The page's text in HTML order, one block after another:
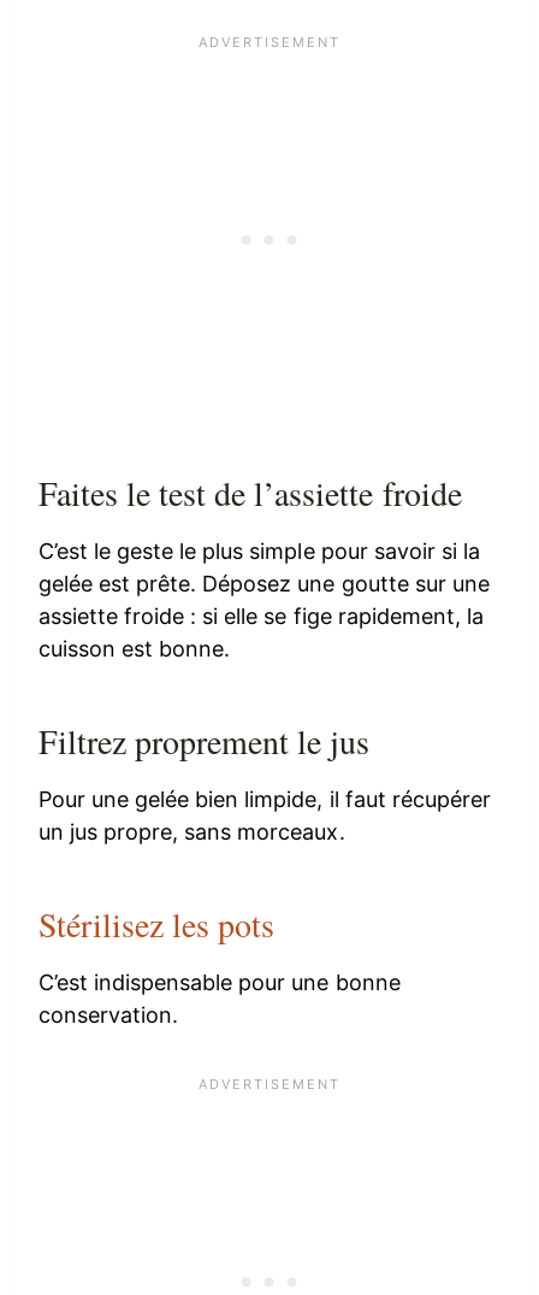
Faites le test de l’assiette froide
C’est le geste le plus simple pour savoir si la
gelée est prête. Déposez une goutte sur une
assiette froide : si elle se fige rapidement, la
cuisson est bonne.
Filtrez proprement le jus
Pour une gelée bien limpide, il faut récupérer
un jus propre, sans morceaux.
Stérilisez les pots
C’est indispensable pour une bonne
conservation.